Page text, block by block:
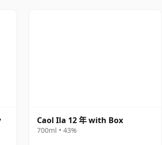
Caol Ila 12 年 with Box
700ml • 43%